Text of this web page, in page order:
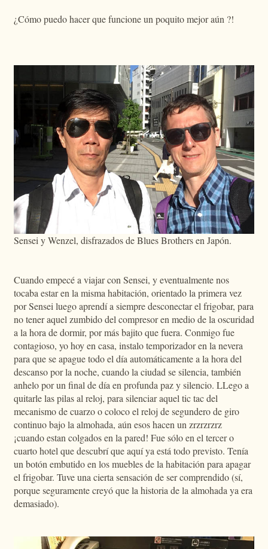
¿Cómo puedo hacer que funcione un poquito mejor aún ?!
Sensei y Wenzel, disfrazados de Blues Brothers en Japón.
Cuando empecé a viajar con Sensei, y eventualmente nos
tocaba estar en la misma habitación, orientado la primera vez
por Sensei luego aprendí a siempre desconectar el frigobar, para
no tener aquel zumbido del compresor en medio de la oscuridad
a la hora de dormir, por más bajito que fuera. Conmigo fue
contagioso, yo hoy en casa, instalo temporizador en la nevera
para que se apague todo el día automáticamente a la hora del
descanso por la noche, cuando la ciudad se silencia, también
anhelo por un final de día en profunda paz y silencio. LLego a
quitarle las pilas al reloj, para silenciar aquel tic tac del
mecanismo de cuarzo o coloco el reloj de segundero de giro
continuo bajo la almohada, aún esos hacen un zrzrzrzrz
¡cuando estan colgados en la pared! Fue sólo en el tercer o
cuarto hotel que descubrí que aquí ya está todo previsto. Tenía
un botón embutido en los muebles de la habitación para apagar
el frigobar. Tuve una cierta sensación de ser comprendido (sí,
porque seguramente creyó que la historia de la almohada ya era
demasiado).